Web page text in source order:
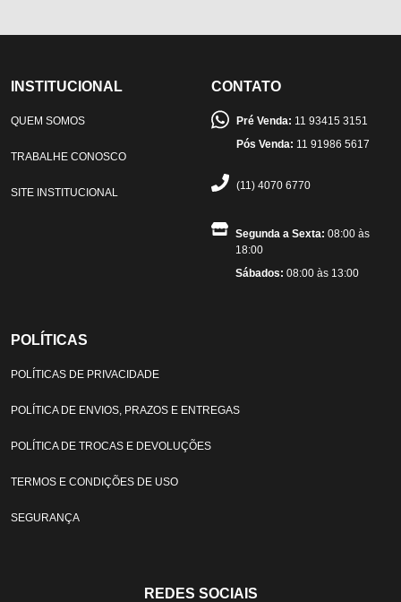
INSTITUCIONAL
QUEM SOMOS
TRABALHE CONOSCO
SITE INSTITUCIONAL
CONTATO
Pré Venda: 11 93415 3151
Pós Venda: 11 91986 5617
(11) 4070 6770
Segunda a Sexta: 08:00 às
18:00
Sábados: 08:00 às 13:00
POLÍTICAS
POLÍTICAS DE PRIVACIDADE
POLÍTICA DE ENVIOS, PRAZOS E ENTREGAS
POLÍTICA DE TROCAS E DEVOLUÇÕES
TERMOS E CONDIÇÕES DE USO
SEGURANÇA
REDES SOCIAIS